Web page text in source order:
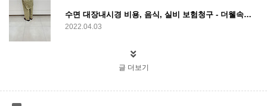
수면 대장내시경 비용, 음식, 실비 보험청구 - 더웰속편한내과의원
2022.04.03
글 더보기